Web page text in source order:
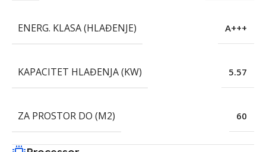
ENERG. KLASA (HLAĐENJE) A+++
KAPACITET HLAĐENJA (KW) 5.57
ZA PROSTOR DO (M2) 60